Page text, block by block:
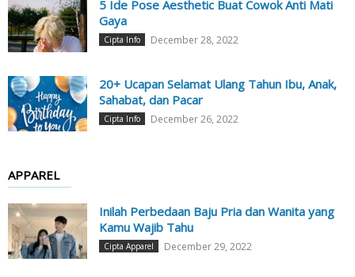
5 Ide Pose Aesthetic Buat Cowok Anti Mati
Gaya
Cipta Info December 28, 2022
20+ Ucapan Selamat Ulang Tahun Ibu, Anak,
Sahabat, dan Pacar
Cipta Info December 26, 2022
APPAREL
Inilah Perbedaan Baju Pria dan Wanita yang
Kamu Wajib Tahu
Cipta Apparel December 29, 2022